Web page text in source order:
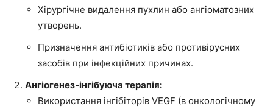
Хірургічне видалення пухлин або ангіоматозних
утворень.
Призначення антибіотиків або противірусних
засобів при інфекційних причинах.
Ангіогенез-інгібуюча терапія:
Використання інгібіторів VEGF (в онкологічному